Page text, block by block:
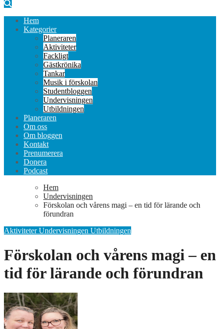
Hem
Kategorier
Planeraren
Aktiviteter
Fackligt
Gästkrönika
Tankar
Musik i förskolan
Studentbloggen
Undervisningen
Utbildningen
Planeraren
Om oss
Om bloggen
Kontakt
Prenumerera
Donera
Podcast
Hem
Undervisningen
Förskolan och vårens magi – en tid för lärande och
förundran
AktiviteterUndervisningen Utbildningen
Förskolan och vårens magi – en
tid för lärande och förundran